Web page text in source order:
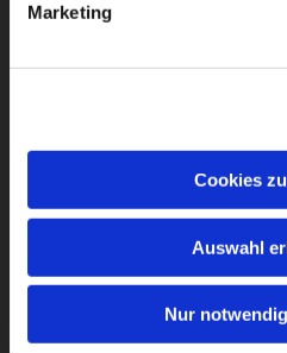
Marketing
Cookies
Auswahl
Nur